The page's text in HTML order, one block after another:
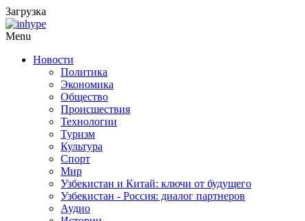
Загрузка
Menu
Новости
Политика
Экономика
Общество
Происшествия
Технологии
Туризм
Культура
Спорт
Мир
Узбекистан и Китай: ключи от будущего
Узбекистан - Россия: диалог партнеров
Аудио